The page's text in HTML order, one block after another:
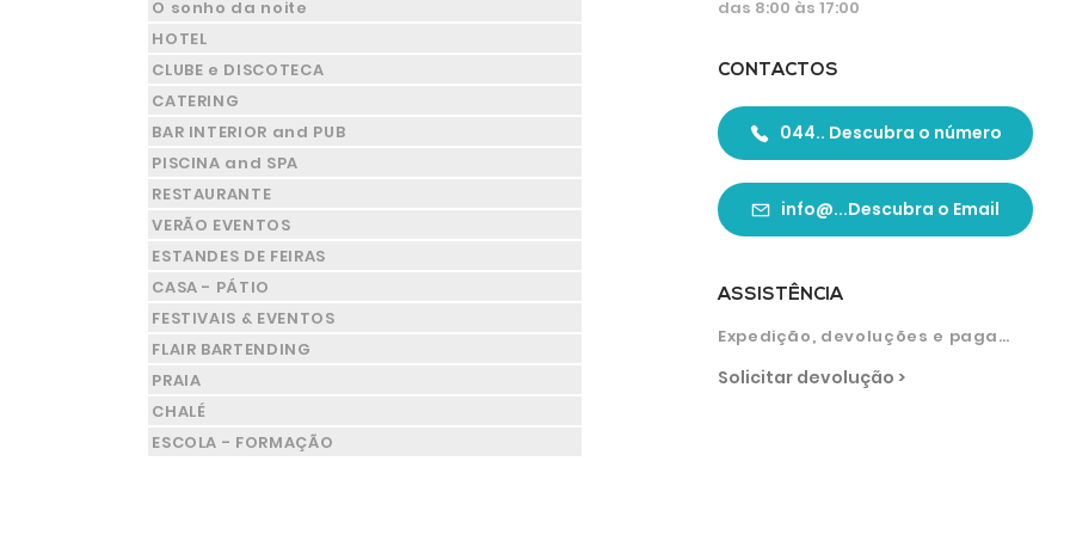
O sonho da noite
HOTEL
CLUBE e DISCOTECA
CATERING
BAR INTERIOR and PUB
PISCINA and SPA
RESTAURANTE
VERÃO EVENTOS
ESTANDES DE FEIRAS
CASA - PÁTIO
FESTIVAIS & EVENTOS
FLAIR BARTENDING
PRAIA
CHALÉ
ESCOLA - FORMAÇÃO
das 8:00 às 17:00
CONTACTOS
044.. Descubra o número
info@...Descubra o Email
ASSISTÊNCIA
Expedição, devoluções e pagamentos
Solicitar devolução >